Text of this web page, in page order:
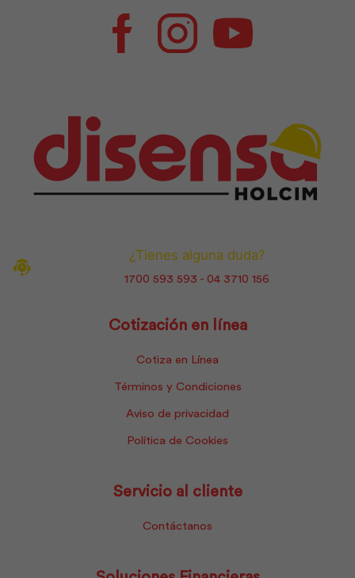
FacebookInstagramYoutube
¿Tienes alguna duda?
1700 593 593 - 04 3710 156
Cotización en línea
Cotiza en Línea
Términos y Condiciones
Aviso de privacidad
Política de Cookies
Servicio al cliente
Contáctanos